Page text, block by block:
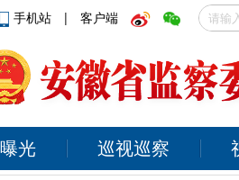
手机站 | 客户端
光 巡视巡察